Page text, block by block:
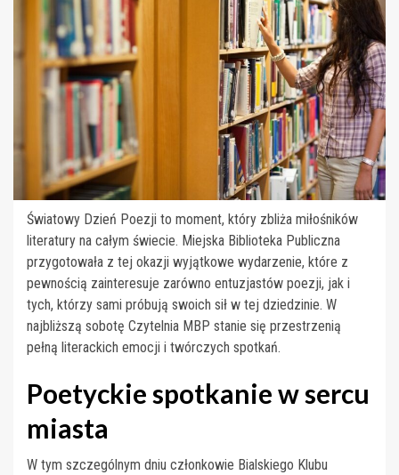
Światowy Dzień Poezji to moment, który zbliża miłośników
literatury na całym świecie. Miejska Biblioteka Publiczna
przygotowała z tej okazji wyjątkowe wydarzenie, które z
pewnością zainteresuje zarówno entuzjastów poezji, jak i
tych, którzy sami próbują swoich sił w tej dziedzinie. W
najbliższą sobotę Czytelnia MBP stanie się przestrzenią
pełną literackich emocji i twórczych spotkań.
Poetyckie spotkanie w sercu
miasta
W tym szczególnym dniu członkowie Bialskiego Klubu